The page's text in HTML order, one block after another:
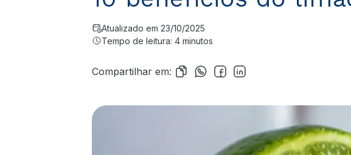
Atualizado em 23/10/2025
Tempo de leitura: 4 minutos
Compartilhar em: